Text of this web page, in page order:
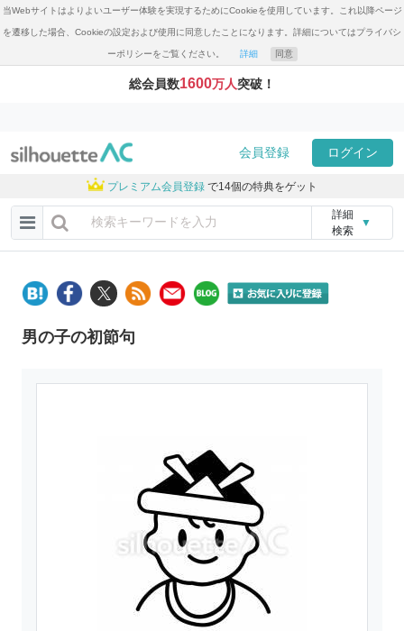
当Webサイトはよりよいユーザー体験を実現するためにCookieを使用しています。これ以降ページ
を遷移した場合、Cookieの設定および使用に同意したことになります。詳細についてはプライバシ
ーポリシーをご覧ください。 詳細 同意
総会員数1600万人突破！
会員登録 ログイン
プレミアム会員登録 で14個の特典をゲット
詳細
検索
▼
男の子の初節句